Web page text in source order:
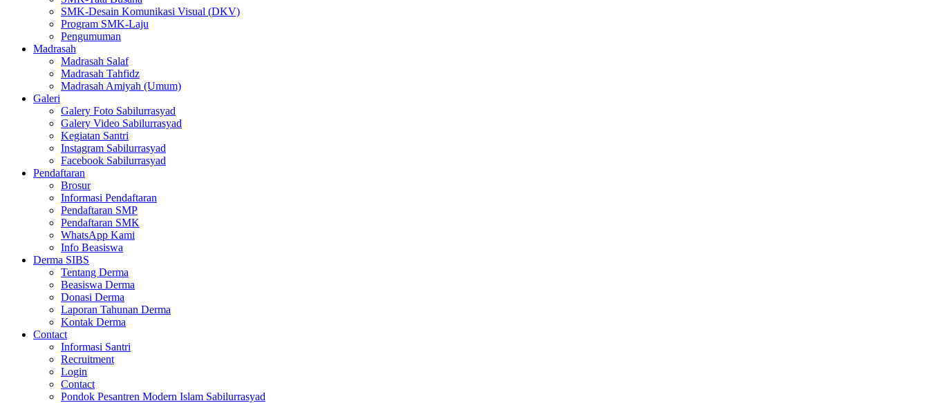
SMK-Desain Komunikasi Visual (DKV)
Program SMK-Laju
Pengumuman
Madrasah
Madrasah Salaf
Madrasah Tahfidz
Madrasah Amiyah (Umum)
Galeri
Galery Foto Sabilurrasyad
Galery Video Sabilurrasyad
Kegiatan Santri
Instagram Sabilurrasyad
Facebook Sabilurrasyad
Pendaftaran
Brosur
Informasi Pendaftaran
Pendaftaran SMP
Pendaftaran SMK
WhatsApp Kami
Info Beasiswa
Derma SIBS
Tentang Derma
Beasiswa Derma
Donasi Derma
Laporan Tahunan Derma
Kontak Derma
Contact
Informasi Santri
Recruitment
Login
Contact
Pondok Pesantren Modern Islam Sabilurrasyad